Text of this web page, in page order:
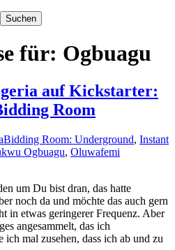
für: Ogbuagu
auf Kickstarter:
Room
Bidding Room: Underground, Instant
Ogbuagu, Oluwafemi
um Du bist dran, das hatte
noch da und möchte das auch gern
in etwas geringerer Frequenz. Aber
angesammelt, das ich
mal zusehen, dass ich ab und zu